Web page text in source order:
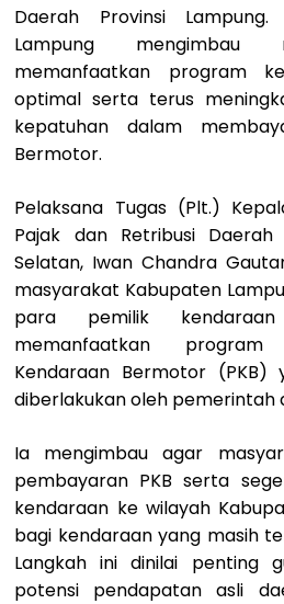
Daerah Provinsi Lampung.
Lampung mengimbau
memanfaatkan program
optimal serta terus
kepatuhan dalam
Bermotor.
Pelaksana Tugas (Plt.)
Pajak dan Retribusi Daerah
Selatan, Iwan Chandra
masyarakat Kabupaten
para pemilik
memanfaatkan
Kendaraan Bermotor
diberlakukan oleh pemerintah
Ia mengimbau agar
pembayaran PKB serta
kendaraan ke wilayah
bagi kendaraan yang masih
Langkah ini dinilai penting
potensi pendapatan asli